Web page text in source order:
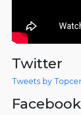
Twitter
Tweets by
Facebook